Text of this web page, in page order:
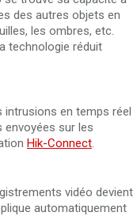
des autres objets en
les ombres, etc.
technologie réduit
intrusions en temps réel
envoyées sur les
Hik-Connect.
vidéo devient
automatiquement